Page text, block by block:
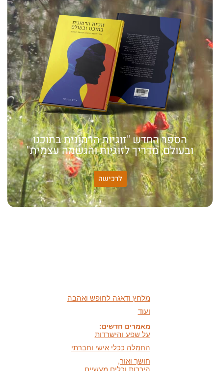
הספר החדש "זוגיות הרמונית בתוכנו
ובעולם, מדריך לזוגיות והגשמה עצמית"
לרכישה
האמונה שלי:
שונות היא שפע של אפשרויות,
עד שנותנים לה שם וקוראים
לה לקות.
מאמרים חדשים:
על שפע והישרדות
החמלה ככלי אישי וחברתי
חושך ואור,
היכרות וכלים מעשיים
כלים לעזרה עצמית במצבי
לחץ ודאגה